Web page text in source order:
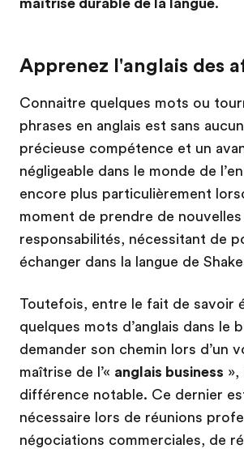
Apprenez l'anglais des
Connaitre quelques mots ou
phrases en anglais est sans
précieuse compétence et un
négligeable dans le monde de
encore plus particulièrement
moment de prendre de nouvelles
responsabilités, nécessitant de
échanger dans la langue de
Toutefois, entre le fait de savoir
quelques mots d’anglais dans le
demander son chemin lors d’un
maîtrise de l’« anglais business »,
différence notable. Ce dernier
nécessaire lors de réunions
négociations commerciales, de